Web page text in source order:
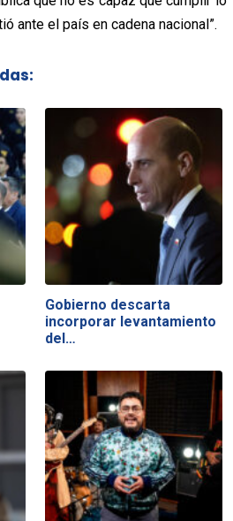
ante el país en cadena nacional”.
Gobierno descarta
incorporar levantamiento
del…